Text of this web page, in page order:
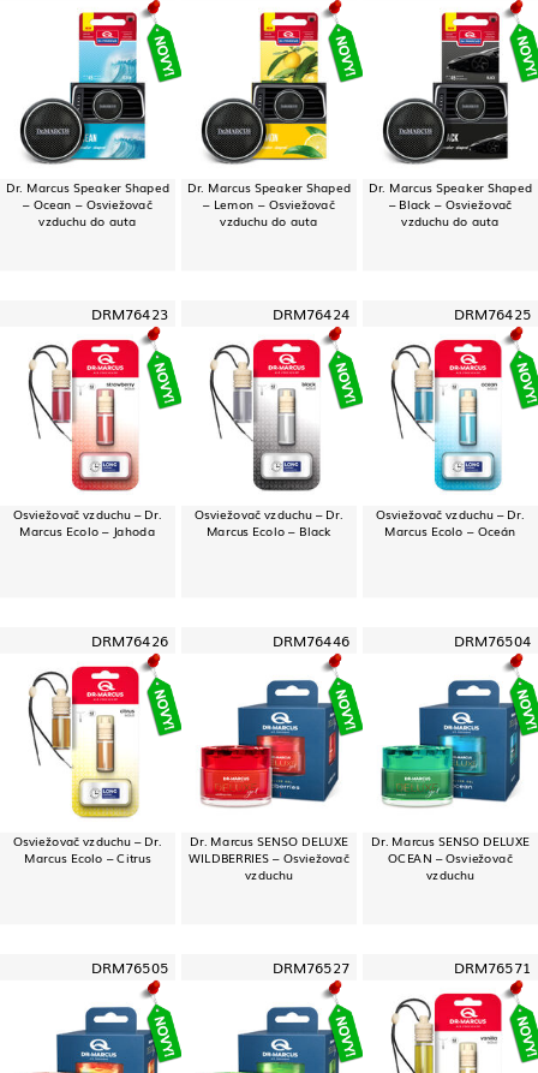
Dr. Marcus Speaker Shaped
– Ocean – Osviežovač
vzduchu do auta
Dr. Marcus Speaker Shaped
– Lemon – Osviežovač
vzduchu do auta
Dr. Marcus Speaker Shaped
– Black – Osviežovač
vzduchu do auta
DRM76423
Osviežovač vzduchu – Dr.
Marcus Ecolo – Jahoda
DRM76424
Osviežovač vzduchu – Dr.
Marcus Ecolo – Black
DRM76425
Osviežovač vzduchu – Dr.
Marcus Ecolo – Oceán
DRM76426
Osviežovač vzduchu – Dr.
Marcus Ecolo – Citrus
DRM76446
Dr. Marcus SENSO DELUXE
WILDBERRIES – Osviežovač
vzduchu
DRM76504
Dr. Marcus SENSO DELUXE
OCEAN – Osviežovač
vzduchu
DRM76505 DRM76527 DRM76571